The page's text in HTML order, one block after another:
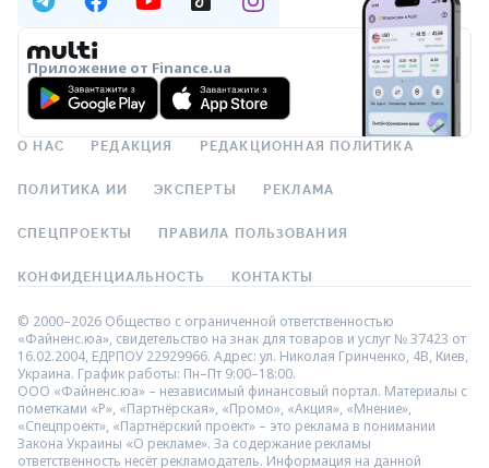
Приложение от Finance.ua
О НАС РЕДАКЦИЯ РЕДАКЦИОННАЯ ПОЛИТИКА
ПОЛИТИКА ИИ ЭКСПЕРТЫ РЕКЛАМА
СПЕЦПРОЕКТЫ ПРАВИЛА ПОЛЬЗОВАНИЯ
КОНФИДЕНЦИАЛЬНОСТЬ КОНТАКТЫ
© 2000–2026 Общество с ограниченной ответственностью
«Файненс.юа», свидетельство на знак для товаров и услуг № 37423 от
16.02.2004, ЕДРПОУ 22929966. Адрес: ул. Николая Гринченко, 4В, Киев,
Украина. График работы: Пн–Пт 9:00–18:00.
ООО «Файненс.юа» – независимый финансовый портал. Материалы с
пометками «Р», «Партнёрская», «Промо», «Акция», «Мнение»,
«Спецпроект», «Партнёрский проект» – это реклама в понимании
Закона Украины «О рекламе». За содержание рекламы
ответственность несёт рекламодатель. Информация на данной